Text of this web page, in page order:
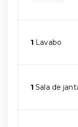
1 Lavabo
1 Sala de